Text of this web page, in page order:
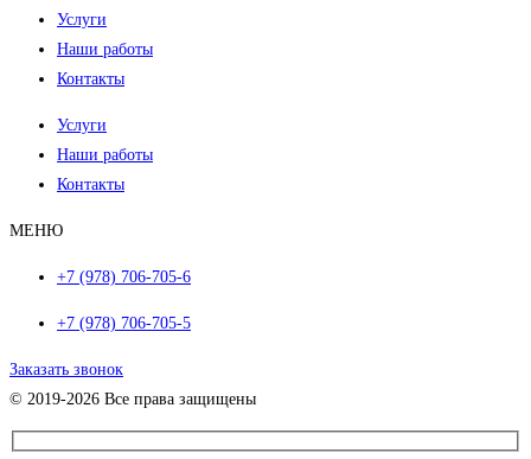
Услуги
Наши работы
Контакты
Услуги
Наши работы
Контакты
МЕНЮ
+7 (978) 706-705-6
+7 (978) 706-705-5
Заказать звонок
© 2019-2026 Все права защищены